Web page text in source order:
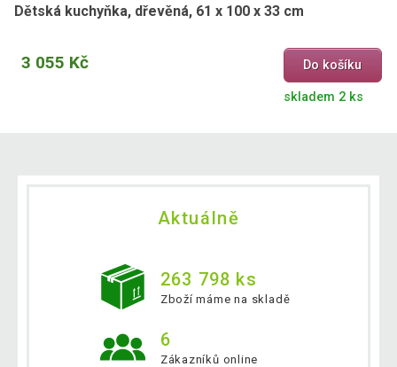
Dětská kuchyňka, dřevěná, 61 x 100 x 33 cm
3 055 Kč Do košíku
skladem 2 ks
Aktuálně
263 798 ks
Zboží máme na skladě
6
Zákazníků online